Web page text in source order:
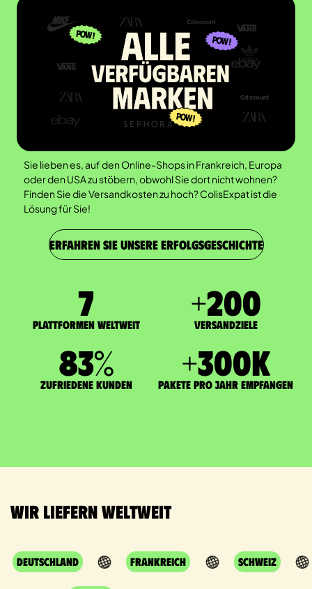
Sie lieben es, auf den Online-Shops in Frankreich, Europa
oder den USA zu stöbern, obwohl Sie dort nicht wohnen?
Finden Sie die Versandkosten zu hoch? ColisExpat ist die
Lösung für Sie!
ERFAHREN SIE UNSERE ERFOLGSGESCHICHTE
7
Plattformen weltweit
+200
Versandziele
83%
zufriedene Kunden
+300K
Pakete pro Jahr empfangen
Wir liefern weltweit
Deutschland Frankreich Schweiz